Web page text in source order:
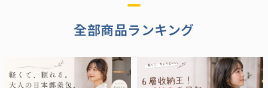
全部商品ランキング